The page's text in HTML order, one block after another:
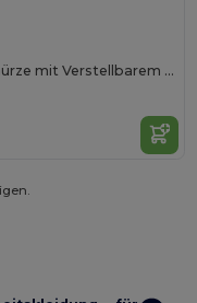
Kinder Baumwollschürze mit Verstellbarem Nackengurt